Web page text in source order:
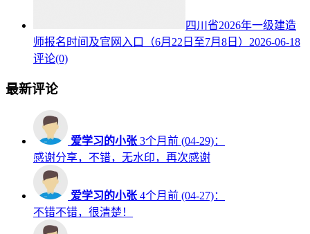
四川省2026年一级建造
师报名时间及官网入口（6月22日至7月8日） 2026-06-18
评论(0)
最新评论
爱学习的小张 3个月前 (04-29)：
感谢分享，不错，无水印，再次感谢
爱学习的小张 4个月前 (04-27)：
不错不错，很清楚！